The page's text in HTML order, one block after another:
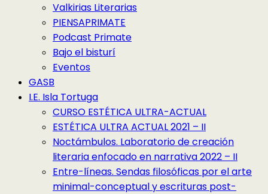
Valkirias Literarias
PIENSAPRIMATE
Podcast Primate
Bajo el bisturí
Eventos
GASB
I.E. Isla Tortuga
CURSO ESTÉTICA ULTRA-ACTUAL
ESTÉTICA ULTRA ACTUAL 2021 – II
Noctámbulos. Laboratorio de creación
literaria enfocado en narrativa 2022 – II
Entre-líneas. Sendas filosóficas por el arte
minimal-conceptual y escrituras post-